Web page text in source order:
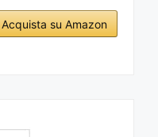
Acquista su Amazon